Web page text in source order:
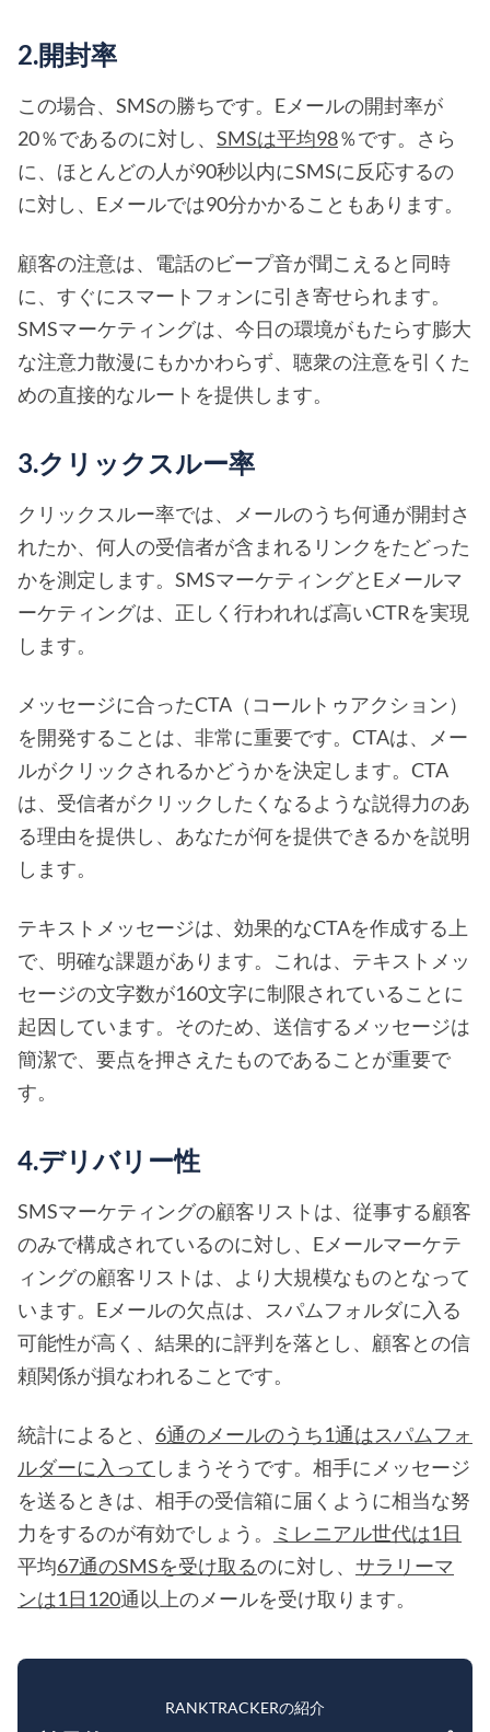
2.開封率
この場合、SMSの勝ちです。Eメールの開封率が
20％であるのに対し、 SMSは平均98％です。さら
に、ほとんどの人が90秒以内にSMSに反応するの
に対し、Eメールでは90分かかることもあります。
顧客の注意は、電話のビープ音が聞こえると同時
に、すぐにスマートフォンに引き寄せられます。
SMSマーケティングは、今日の環境がもたらす膨大
な注意力散漫にもかかわらず、聴衆の注意を引くた
めの直接的なルートを提供します。
3.クリックスルー率
クリックスルー率では、メールのうち何通が開封さ
れたか、何人の受信者が含まれるリンクをたどった
かを測定します。SMSマーケティングとEメールマ
ーケティングは、正しく行われれば高いCTRを実現
します。
メッセージに合ったCTA（コールトゥアクション）
を開発することは、非常に重要です。CTAは、メー
ルがクリックされるかどうかを決定します。CTA
は、受信者がクリックしたくなるような説得力のあ
る理由を提供し、あなたが何を提供できるかを説明
します。
テキストメッセージは、効果的なCTAを作成する上
で、明確な課題があります。これは、テキストメッ
セージの文字数が160文字に制限されていることに
起因しています。そのため、送信するメッセージは
簡潔で、要点を押さえたものであることが重要で
す。
4.デリバリー性
SMSマーケティングの顧客リストは、従事する顧客
のみで構成されているのに対し、Eメールマーケテ
ィングの顧客リストは、より大規模なものとなって
います。Eメールの欠点は、スパムフォルダに入る
可能性が高く、結果的に評判を落とし、顧客との信
頼関係が損なわれることです。
統計によると、 6通のメールのうち1通はスパムフォ
ルダーに入って しまうそうです。相手にメッセージ
を送るときは、相手の受信箱に届くように相当な努
力をするのが有効でしょう。
ミレニアル世代は1日
平均67通のSMSを受け取るのに対し、 サラリーマ
ンは1日120通以上のメールを受け取ります。
RANKTRACKERの紹介